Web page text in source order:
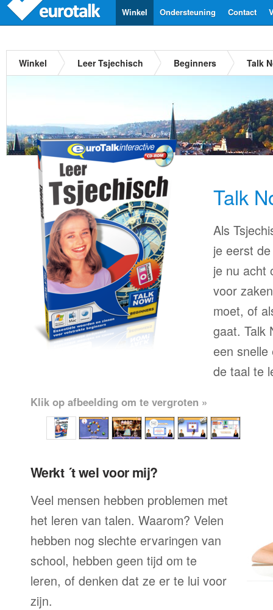
Contact
Ondersteuning
Winkel
Winkel Leer Tsjechisch Beginners Talk
Talk
Als
je eerst
je nu acht
voor
moet, of
gaat. Talk
een snelle
de taal te
Klik op afbeelding om te vergroten »
Werkt ´t wel voor mij?
Veel mensen hebben problemen met
het leren van talen. Waarom? Velen
hebben nog slechte ervaringen van
school, hebben geen tijd om te
leren, of denken dat ze er te lui voor
zijn.